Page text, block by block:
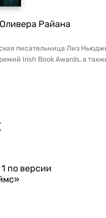
Райана
писательница Лиз
Irish Book Awards, а
по версии